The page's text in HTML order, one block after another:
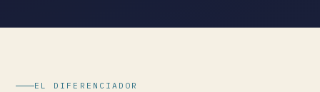
EL DIFERENCIADOR